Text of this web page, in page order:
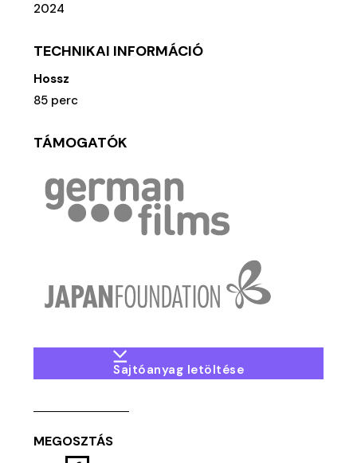
2024
TECHNIKAI INFORMÁCIÓ
Hossz
85 perc
TÁMOGATÓK
Sajtóanyag letöltése
MEGOSZTÁS